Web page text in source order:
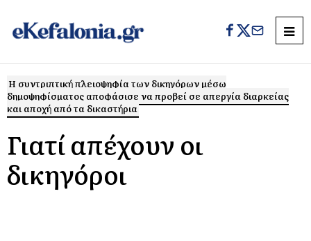
H συντριπτική πλειοψηφία των δικηγόρων μέσω
δημοψηφίσματος αποφάσισε να προβεί σε απεργία διαρκείας
και αποχή από τα δικαστήρια
Γιατί απέχουν οι
δικηγόροι